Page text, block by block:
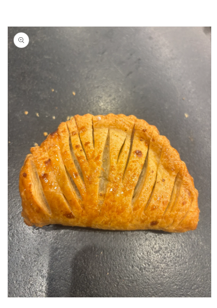
Passer aux
informations
produits